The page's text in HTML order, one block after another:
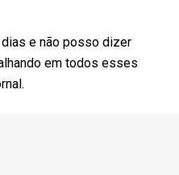
e não posso dizer
em todos esses